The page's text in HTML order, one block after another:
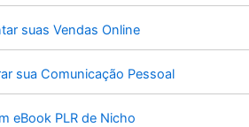
suas Vendas Online
sua Comunicação Pessoal
eBook PLR de Nicho